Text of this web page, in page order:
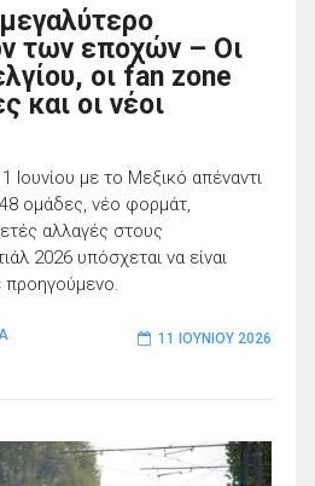
των εποχών – Οι
οι fan zone
και οι νέοι
Ιουνίου με το Μεξικό απέναντι
ομάδες, νέο φορμάτ,
αλλαγές στους
2026 υπόσχεται να είναι
προηγούμενο.
11 ΙΟΥΝΊΟΥ 2026